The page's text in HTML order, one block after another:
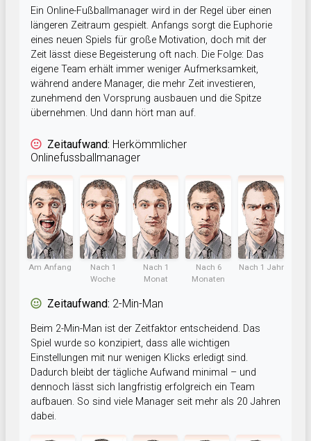
Ein Online-Fußballmanager wird in der Regel über einen
längeren Zeitraum gespielt. Anfangs sorgt die Euphorie
eines neuen Spiels für große Motivation, doch mit der
Zeit lässt diese Begeisterung oft nach. Die Folge: Das
eigene Team erhält immer weniger Aufmerksamkeit,
während andere Manager, die mehr Zeit investieren,
zunehmend den Vorsprung ausbauen und die Spitze
übernehmen. Und dann hört man auf.
Zeitaufwand: Herkömmlicher
Onlinefussballmanager
Am Anfang
Nach 1
Woche
Nach 1
Monat
Nach 6
Monaten
Nach 1 Jahr
Zeitaufwand: 2-Min-Man
Beim 2-Min-Man ist der Zeitfaktor entscheidend. Das
Spiel wurde so konzipiert, dass alle wichtigen
Einstellungen mit nur wenigen Klicks erledigt sind.
Dadurch bleibt der tägliche Aufwand minimal – und
dennoch lässt sich langfristig erfolgreich ein Team
aufbauen. So sind viele Manager seit mehr als 20 Jahren
dabei.